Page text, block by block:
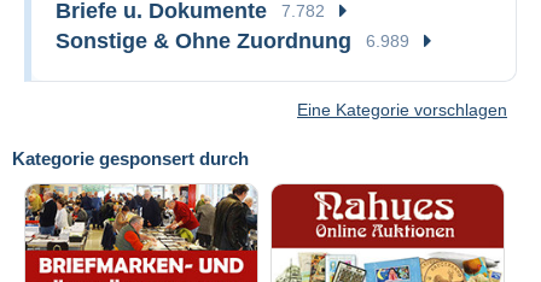
Kategorie gesponsert durch
Briefe u. Dokumente 7.782
Sonstige & Ohne Zuordnung 6.989
Eine Kategorie vorschlagen